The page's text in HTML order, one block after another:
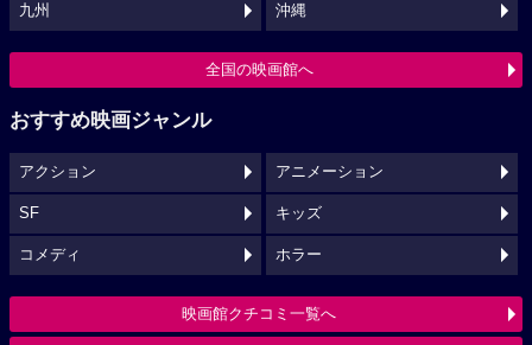
九州 沖縄
全国の映画館へ
おすすめ映画ジャンル
アクション アニメーション
SF キッズ
コメディ ホラー
映画館クチコミ一覧へ